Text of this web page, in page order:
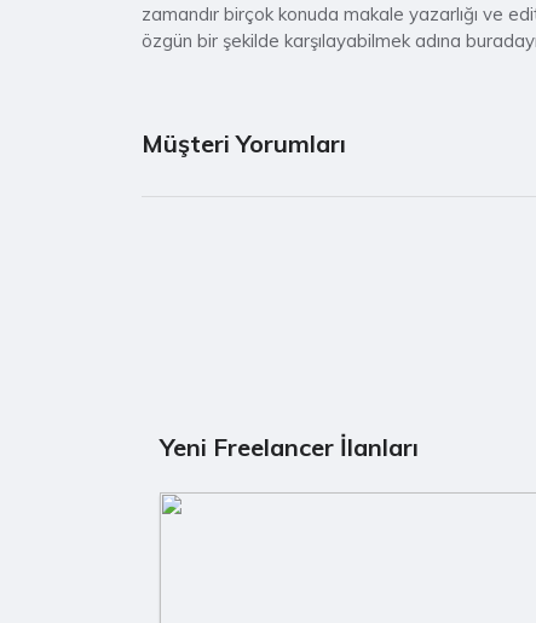
zamandır birçok konuda makale yazarlığı ve
özgün bir şekilde karşılayabilmek adına
Müşteri Yorumları
Yeni Freelancer İlanları